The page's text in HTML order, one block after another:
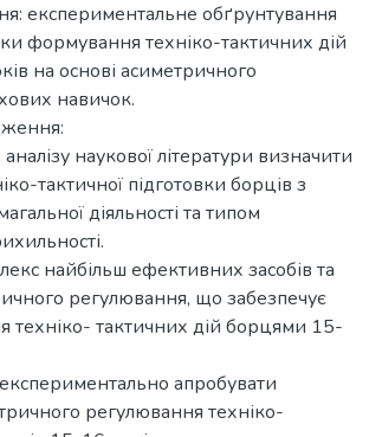
експериментальне обґрунтування
формування техніко-тактичних дій
на основі асиметричного
навичок.
наукової літератури визначити
тактичної підготовки борців з
діяльності та типом
найбільш ефективних засобів та
регулювання, що забезпечує
техніко- тактичних дій борцями 15-
апробувати
регулювання техніко-